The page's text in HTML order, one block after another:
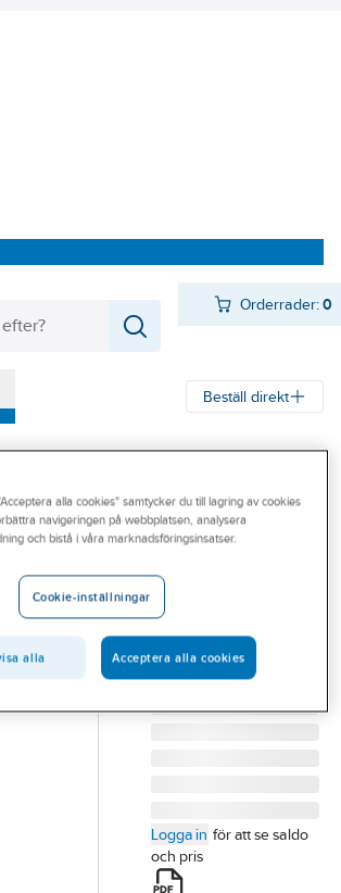
Orderrader:0
Beställ direkt
MAXITHERM
76MM TILL 126MM
MAXITHERM I-MUFF
Lev. artikelnr: 1058084
Logga in för att se saldo
och pris
alla cookies" samtycker du till lagring av cookies
navigeringen på webbplatsen, analysera
och bistå i våra marknadsföringsinsatser.
Cookie-inställningar
alla Acceptera alla cookies